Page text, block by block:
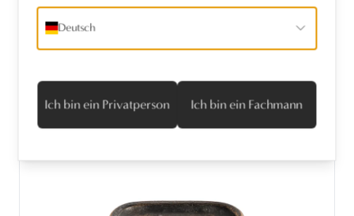
Deutsch
Ich bin ein Privatperson Ich bin ein Fachmann